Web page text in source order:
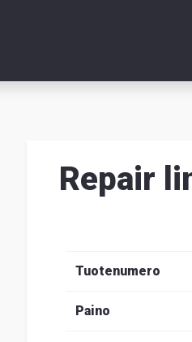
Tili Sulje
Tuotevalitsin
Tietoa
meistä
Repair
Tuotenumero
Paino